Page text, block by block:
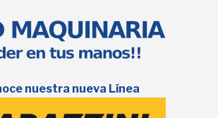
nuestra nueva Línea